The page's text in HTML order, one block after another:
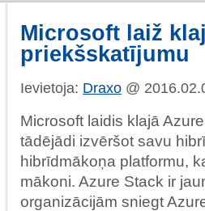
Microsoft laiž
priekšskatījumu
Ievietoja: Draxo @
Microsoft laidis klajā
tādējādi izvēršot savu
hibrīdmākoņa platformu,
mākoni. Azure Stack ir
organizācijām sniegt